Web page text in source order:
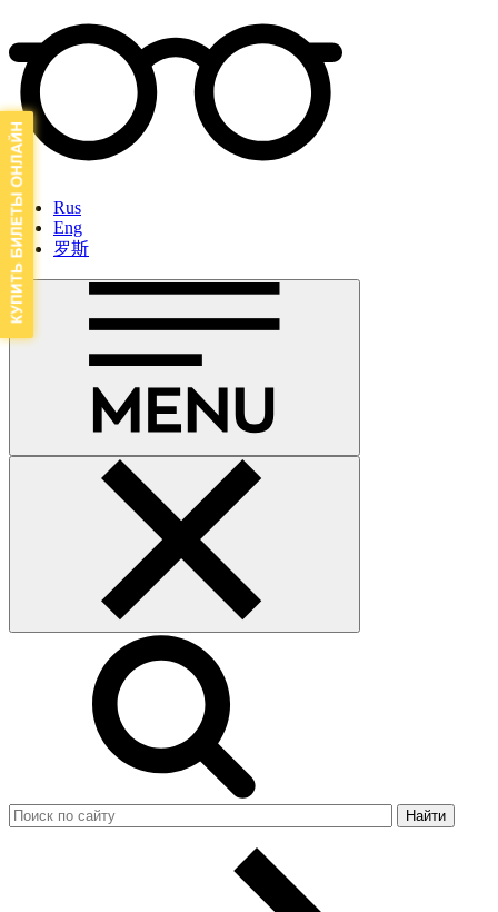
Rus
Eng
罗斯
Найти